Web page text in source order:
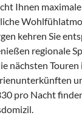
Ihnen
kehren Sie
regionale
nächsten
pro Nacht